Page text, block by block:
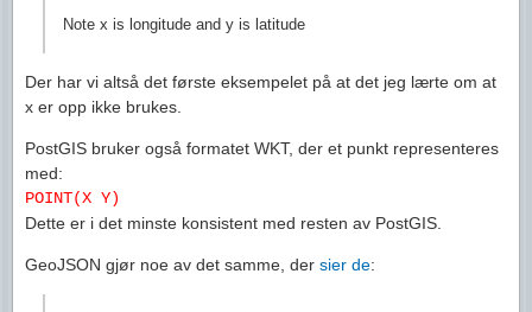
Note x is longitude and y is latitude
Der har vi altså det første eksempelet på at det jeg lærte om at
x er opp ikke brukes.
PostGIS bruker også formatet WKT, der et punkt representeres
med:
POINT(X Y)
Dette er i det minste konsistent med resten av PostGIS.
GeoJSON gjør noe av det samme, der sier de: